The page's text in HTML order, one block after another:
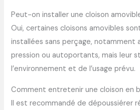
Peut-on installer une cloison
Oui, certaines cloisons amovibles
installées sans perçage, notamment
pression ou autoportants, mais leur
l’environnement et de l’usage prévu.
Comment entretenir une cloison en
Il est recommandé de dépoussiérer